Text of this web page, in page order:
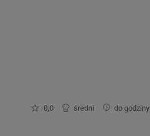
0.0 μg
0,0 średni do godziny